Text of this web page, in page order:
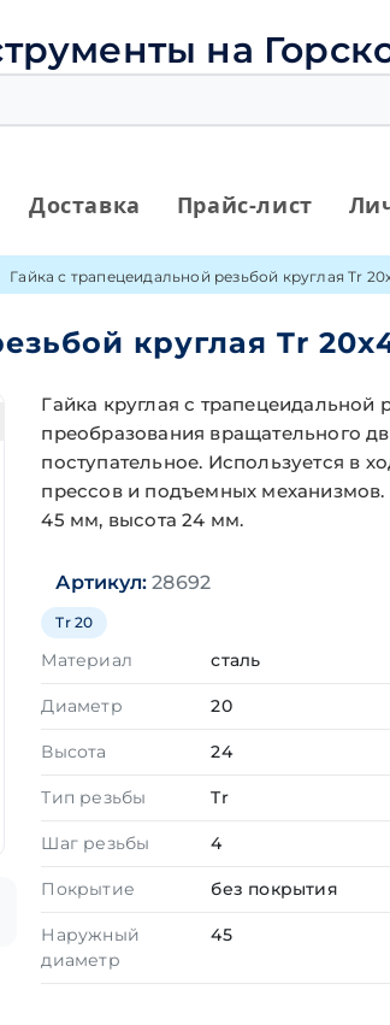
на
Доставка Прайс-лист
Гайка с трапецеидальной резьбой круглая Tr
круглая Tr
Гайка круглая с трапецеидальной
преобразования вращательного
поступательное. Используется в
прессов и подъемных
45 мм, высота 24 мм.
Артикул:28692
Tr 20
Материал сталь
Диаметр 20
Высота 24
Тип резьбы Tr
Шаг резьбы 4
Покрытие без покрытия
Наружный
диаметр
45